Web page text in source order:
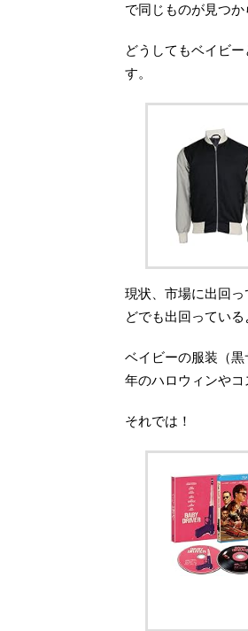
で同じものが見つか
どうしてもベイビ
す。
現状、市場に出回
どでも出回ってい
ベイビーの服装（
年のハロウィンやコ
それでは！